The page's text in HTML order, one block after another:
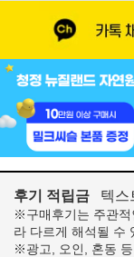
후기 적립금 텍스
※구매후기는 주관적
라 다르게 해석될 수
※광고, 오인, 혼동